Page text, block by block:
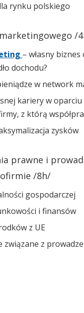
rynku polskiego
/
– własny biznes
dochodu?
w network
kariery w
z którą
zysków
prawne i
/8h/
gospodarczej
i finansów
z UE
związane z